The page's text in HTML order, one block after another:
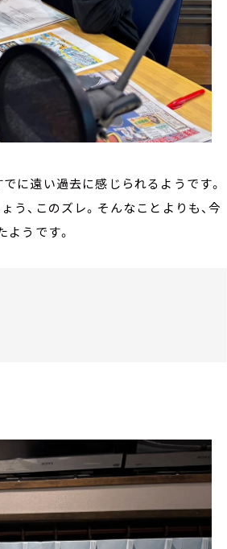
に遠い過去に感じられるようです。
、このズレ。そんなことよりも、今
うです。